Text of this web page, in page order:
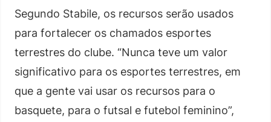
Segundo Stabile, os recursos serão usados
para fortalecer os chamados esportes
terrestres do clube. “Nunca teve um valor
significativo para os esportes terrestres, em
que a gente vai usar os recursos para o
basquete, para o futsal e futebol feminino”,